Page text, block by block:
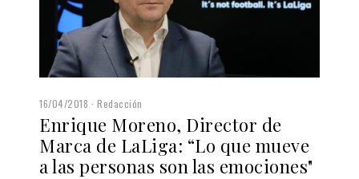
16/04/2018 Redacción
Enrique Moreno, Director de
Marca de LaLiga: “Lo que mueve
a las personas son las emociones"